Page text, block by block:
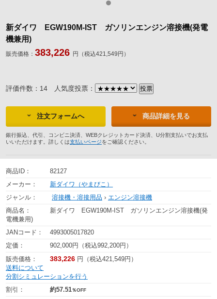
新ダイワ EGW190M-IST ガソリンエンジン溶接機(発電
機兼用)
販売価格： 383,226 円（税込421,549円）
評価件数：14 人気度投票：
注文フォームへ 商品詳細を見る
銀行振込、代引、コンビニ決済、WEBクレジットカード決済、U分割支払いでお支払
いいただけます。詳しくは支払いページをご確認ください。
商品ID：
82127
メーカー：
新ダイワ（やまびこ）
ジャンル：
溶接機・溶接用品 › エンジン溶接機
商品名：
新ダイワ EGW190M-IST ガソリンエンジン溶接機(発
電機兼用)
JANコード：
4993005017820
定価：
902,000円（税込992,200円）
販売価格：
383,226 円（税込421,549円）
送料について
分割シミュレーションを行う
割引：
約57.51％OFF